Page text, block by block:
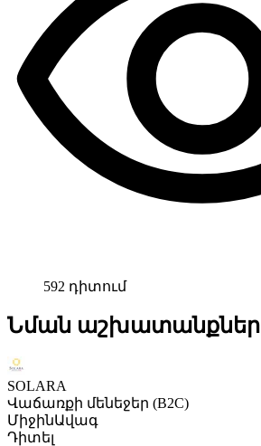
592 դիտում
Նման աշխատանքներ
SOLARA
Վաճառքի մենեջեր (B2C)
ՄիջինԱվագ
Դիտել